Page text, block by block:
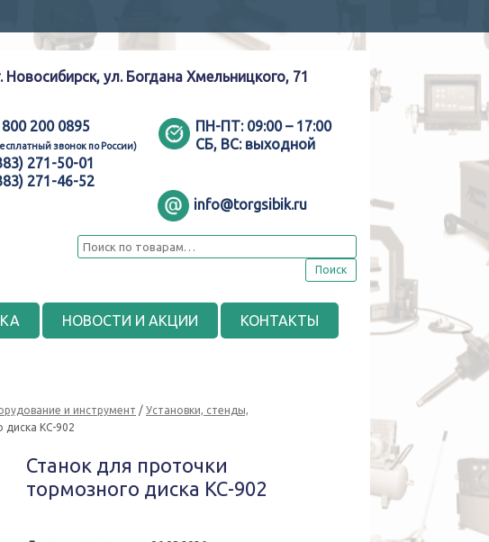
Новосибирск, ул. Богдана Хмельницкого, 71
800 200 0895
звонок по России)
271-50-01
271-46-52
ПН-ПТ: 09:00 – 17:00
СБ, ВС: выходной
info@torgsibik.ru
Поиск
НОВОСТИ И АКЦИИ КОНТАКТЫ
и инструмент /Установки, стенды,
диска КС-902
Станок для проточки
тормозного диска КС-902